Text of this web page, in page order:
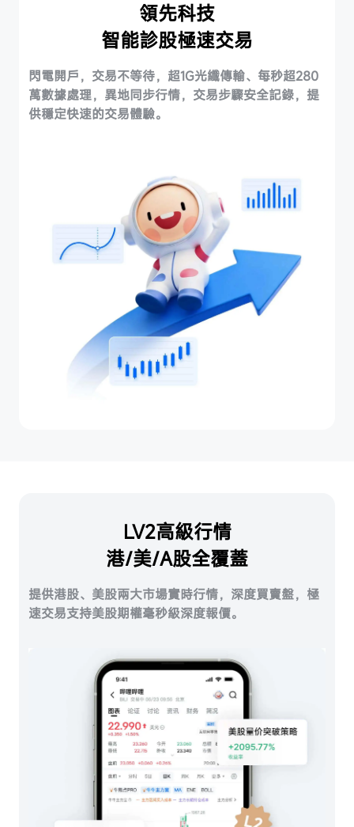
領先科技
智能診股極速交易
閃電開戶，交易不等待，超1G光纖傳輸、每秒超280
萬數據處理，異地同步行情，交易步驟安全記錄，提
供穩定快速的交易體驗。
LV2高級行情
港/美/A股全覆蓋
提供港股、美股兩大市場實時行情，深度買賣盤，極
速交易支持美股期權毫秒級深度報價。